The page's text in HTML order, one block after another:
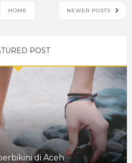
HOME NEWER POSTS
POST
di Aceh